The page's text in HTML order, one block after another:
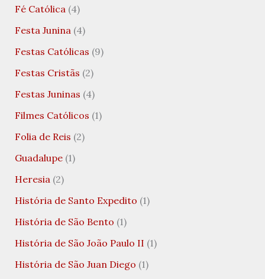
Fé Católica(4)
Festa Junina(4)
Festas Católicas (9)
Festas Cristãs (2)
Festas Juninas (4)
Filmes Católicos (1)
Folia de Reis (2)
Guadalupe(1)
Heresia(2)
História de Santo Expedito (1)
História de São Bento (1)
História de São João Paulo II (1)
História de São Juan Diego (1)